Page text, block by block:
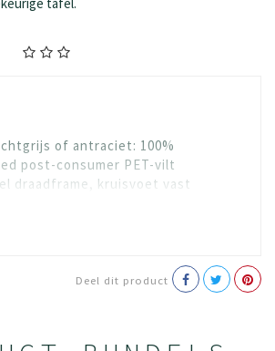
of antraciet: 100%
post-consumer PET-vilt
draadframe, kruisvoet vast
viltglijders
Deel dit product